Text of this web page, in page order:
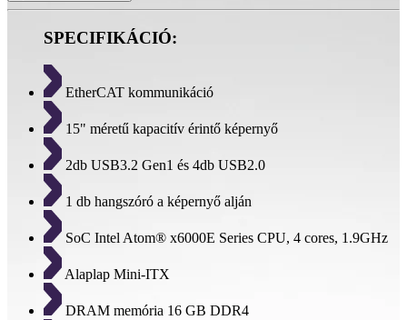
SPECIFIKÁCIÓ:
EtherCAT kommunikáció
15" méretű kapacitív érintő képernyő
2db USB3.2 Gen1 és 4db USB2.0
1 db hangszóró a képernyő alján
SoC Intel Atom® x6000E Series CPU, 4 cores, 1.9GHz
Alaplap Mini-ITX
DRAM memória 16 GB DDR4